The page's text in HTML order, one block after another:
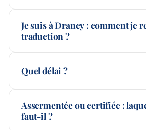
Je suis à Drancy : comment je
traduction ?
Quel délai ?
Assermentée ou certifiée :
faut-il ?